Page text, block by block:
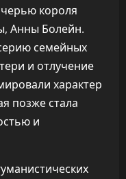
короля
Анны Болейн.
семейных
и отлучение
характер
позже стала
и